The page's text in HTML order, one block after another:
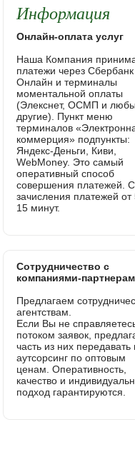
Информация
Онлайн-оплата услуг
Наша Компания
платежи через Сбербанк
Онлайн и терминалы
моментальной оплаты
(Элекснет, ОСМП и
другие). Пункт меню
терминалов
коммерция» подпункты:
Яндекс-Деньги, Киви,
WebMoney. Это самый
оперативный способ
совершения платежей.
зачисления платежей от
15 минут.
Сотрудничество с
компаниями-
Предлагаем
агентствам.
Если Вы не
потоком заявок,
часть из них передавать
аутсорсинг по оптовым
ценам. Оперативность,
качество и
подход гарантируются.